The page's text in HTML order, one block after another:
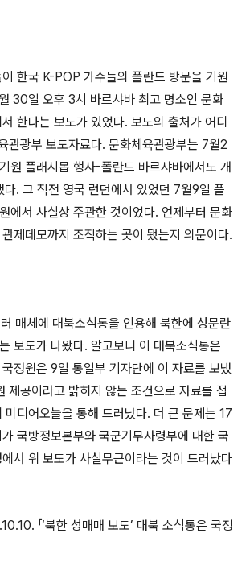
한국 K-POP 가수들의 폴란드 방문을 기원
30일 오후 3시 바르샤바 최고 명소인 문화
한다는 보도가 있었다. 보도의 출처가 어디
관광부 보도자료다. 문화체육관광부는 7월2
원 플래시몹 행사-폴란드 바르샤바에서도 개
다. 그 직전 영국 런던에서 있었던 7월9일 플
에서 사실상 주관한 것이었다. 언제부터 문화
제데모까지 조직하는 곳이 됐는지 의문이다.
매체에 대북소식통을 인용해 북한에 성문란
보도가 나왔다. 알고보니 이 대북소식통은
정원은 9일 통일부 기자단에 이 자료를 보냈
제공이라고 밝히지 않는 조건으로 자료를 접
미디어오늘을 통해 드러났다. 더 큰 문제는 17
국방정보본부와 국군기무사령부에 대한 국
서 위 보도가 사실무근이라는 것이 드러났다
「‘북한 성매매 보도’ 대북 소식통은 국정